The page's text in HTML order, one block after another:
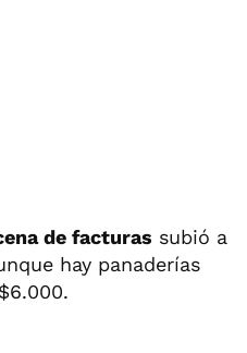
de facturas subió a
hay panaderías